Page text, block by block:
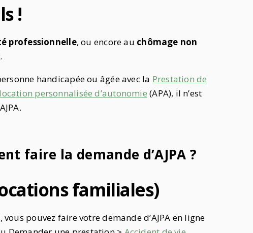
!
professionnelle, ou encore au chômage non
.
handicapée ou âgée avec la Prestation de
personnalisée d’autonomie (APA), il n’est
faire la demande d’AJPA ?
familiales)
, vous pouvez faire votredemande d’AJPA en ligne